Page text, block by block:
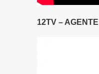
12TV –